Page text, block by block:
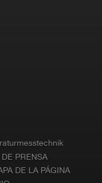
PRENSA
DE LA PÁGINA